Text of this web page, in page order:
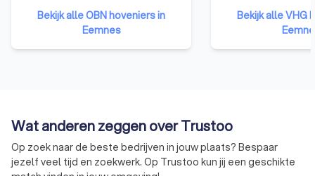
certificeringsinstituut en
leverancier van materiaal of
materieel. OBN-leden zijn, met
hun kennis en ervaring, de
werken en worden gezien als de
architecten van de buitenruimte.
Bekijk alle OBN hoveniers in
Eemnes
toelatingseisen.
dat elk VHG-lid
groenprofessional
zorgeloos
toch iets niet in
heeft u de
schade worden
Bekijk alle VHG
Wat anderen zeggen over Trustoo
Op zoek naar de beste bedrijven in jouw plaats? Bespaar
jezelf veel tijd en zoekwerk. Op Trustoo kun jij een geschikte